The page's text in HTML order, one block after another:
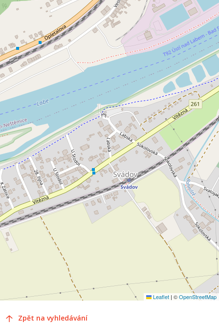
Leaflet | ©OpenStreetMap
Zpět na vyhledávání